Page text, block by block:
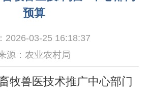
预算
2026-03-25 16:18:37
源：农业农村局
牧兽医技术推广中心部门